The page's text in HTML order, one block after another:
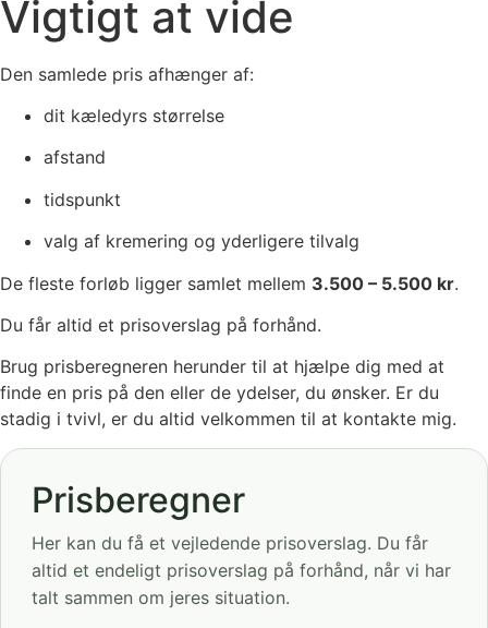
Vigtigt at vide
Den samlede pris afhænger af:
dit kæledyrs størrelse
afstand
tidspunkt
valg af kremering og yderligere tilvalg
De fleste forløb ligger samlet mellem 3.500 – 5.500 kr.
Du får altid et prisoverslag på forhånd.
Brug prisberegneren herunder til at hjælpe dig med at
finde en pris på den eller de ydelser, du ønsker. Er du
stadig i tvivl, er du altid velkommen til at kontakte mig.
Prisberegner
Her kan du få et vejledende prisoverslag. Du får
altid et endeligt prisoverslag på forhånd, når vi har
talt sammen om jeres situation.